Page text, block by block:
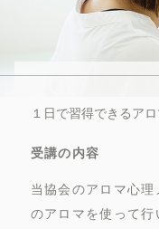
１日で習得できるア
受講の内容
当協会のアロマ心理
のアロマを使って行